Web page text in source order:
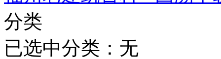
分类
已选中分类：无